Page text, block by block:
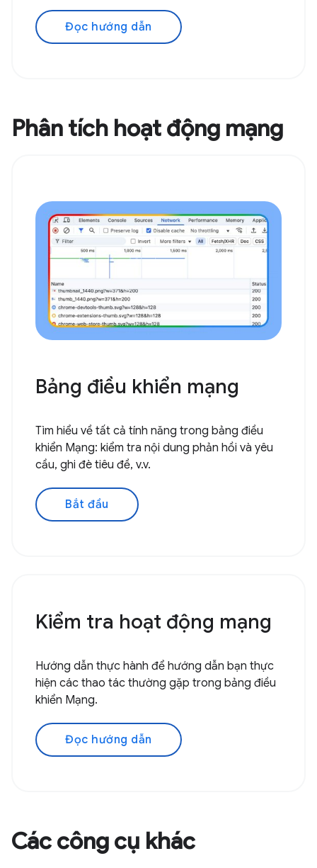
Đọc hướng dẫn
Phân tích hoạt động mạng
Bảng điều khiển mạng
Tìm hiểu về tất cả tính năng trong bảng điều
khiển Mạng: kiểm tra nội dung phản hồi và yêu
cầu, ghi đè tiêu đề, v.v.
Bắt đầu
Kiểm tra hoạt động mạng
Hướng dẫn thực hành để hướng dẫn bạn thực
hiện các thao tác thường gặp trong bảng điều
khiển Mạng.
Đọc hướng dẫn
Các công cụ khác